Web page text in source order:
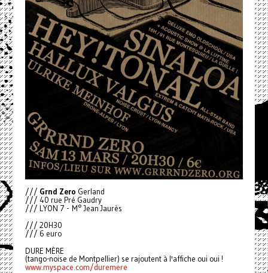
/// Grnd Zero Gerland
/// 40 rue Pré Gaudry
/// LYON 7 - M° Jean Jaurès
/// 20H30
/// 6 euro
DURE MÈRE
(tango-noise de Montpellier) se rajoutent à l'affiche oui oui !
www.myspace.com/duremere